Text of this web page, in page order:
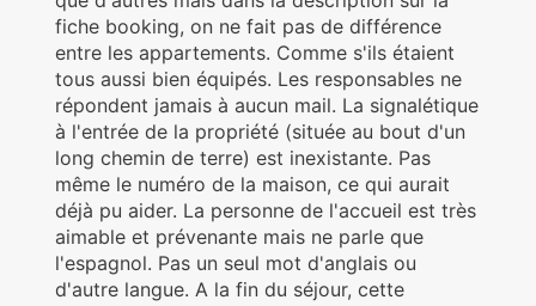
fiche booking, on ne fait pas de différence
entre les appartements. Comme s'ils étaient
tous aussi bien équipés. Les responsables ne
répondent jamais à aucun mail. La signalétique
à l'entrée de la propriété (située au bout d'un
long chemin de terre) est inexistante. Pas
même le numéro de la maison, ce qui aurait
déjà pu aider. La personne de l'accueil est très
aimable et prévenante mais ne parle que
l'espagnol. Pas un seul mot d'anglais ou
d'autre langue. A la fin du séjour, cette